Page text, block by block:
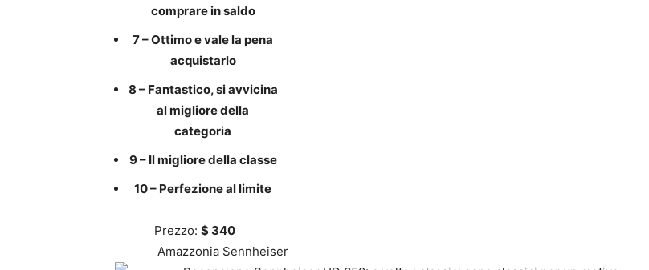
comprare in saldo
7 – Ottimo e vale la pena
acquistarlo
8 – Fantastico, si avvicina
al migliore della
categoria
9 – Il migliore della classe
10 – Perfezione al limite
Prezzo: $ 340
Amazzonia Sennheiser